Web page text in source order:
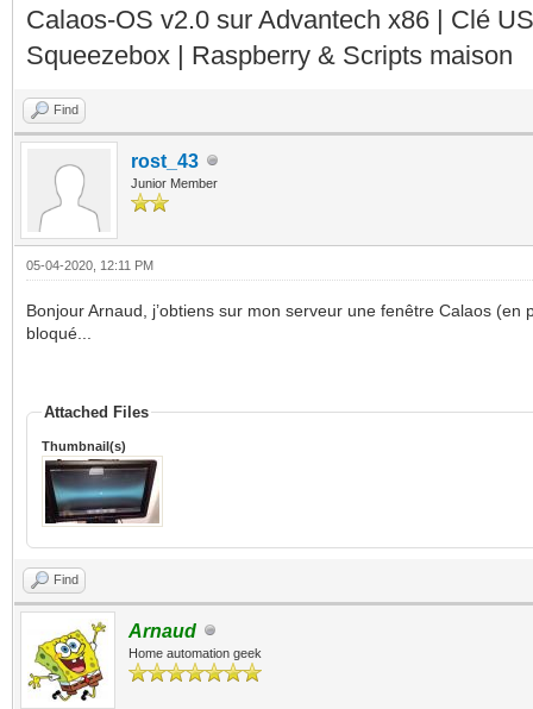
Calaos-OS v2.0 sur Advantech x86 | Clé
Squeezebox | Raspberry & Scripts maison
Find
rost_43
Junior Member
05-04-2020, 12:11 PM
Bonjour Arnaud, j’obtiens sur mon serveur une fenêtre Calaos
bloqué...
Attached Files
Thumbnail(s)
Find
Arnaud
Home automation geek